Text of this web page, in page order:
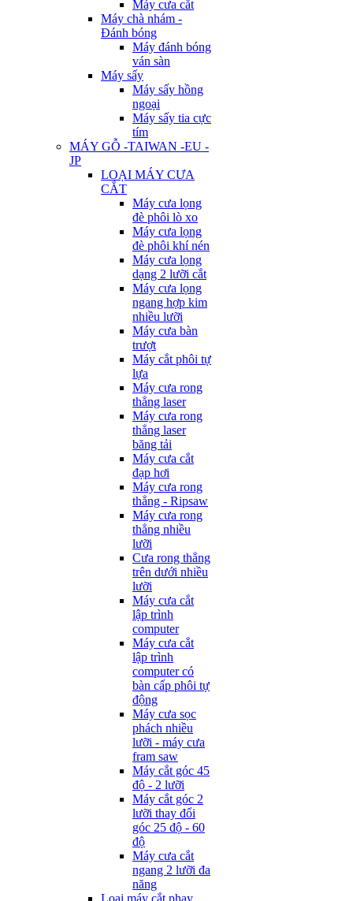
Máy cưa cắt
Máy chà nhám -
Đánh bóng
Máy đánh bóng
ván sàn
Máy sấy
Máy sấy hồng
ngoại
Máy sấy tia cực
tím
MÁY GỖ -TAIWAN -EU -
JP
LOẠI MÁY CƯA
CẮT
Máy cưa lọng
đè phôi lò xo
Máy cưa lọng
đè phôi khí nén
Máy cưa lọng
dạng 2 lưỡi cắt
Máy cưa lọng
ngang hợp kim
nhiều lưỡi
Máy cưa bàn
trượt
Máy cắt phôi tự
lựa
Máy cưa rong
thẳng laser
Máy cưa rong
thẳng laser
băng tải
Máy cưa cắt
đạp hơi
Máy cưa rong
thẳng - Ripsaw
Máy cưa rong
thẳng nhiều
lưỡi
Cưa rong thẳng
trên dưới nhiều
lưỡi
Máy cưa cắt
lập trình
computer
Máy cưa cắt
lập trình
computer có
bàn cấp phôi tự
động
Máy cưa sọc
phách nhiều
lưỡi - máy cưa
fram saw
Máy cắt góc 45
độ - 2 lưỡi
Máy cắt góc 2
lưỡi thay đổi
góc 25 độ - 60
độ
Máy cưa cắt
ngang 2 lưỡi đa
năng
Loại máy cắt phay